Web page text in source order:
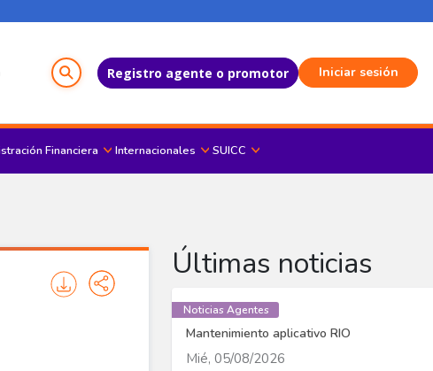
Registro agente o promotor Iniciar sesión
Financiera Internacionales SUICC
Últimas noticias
Noticias Agentes
Mantenimiento aplicativo RIO
Mié, 05/08/2026